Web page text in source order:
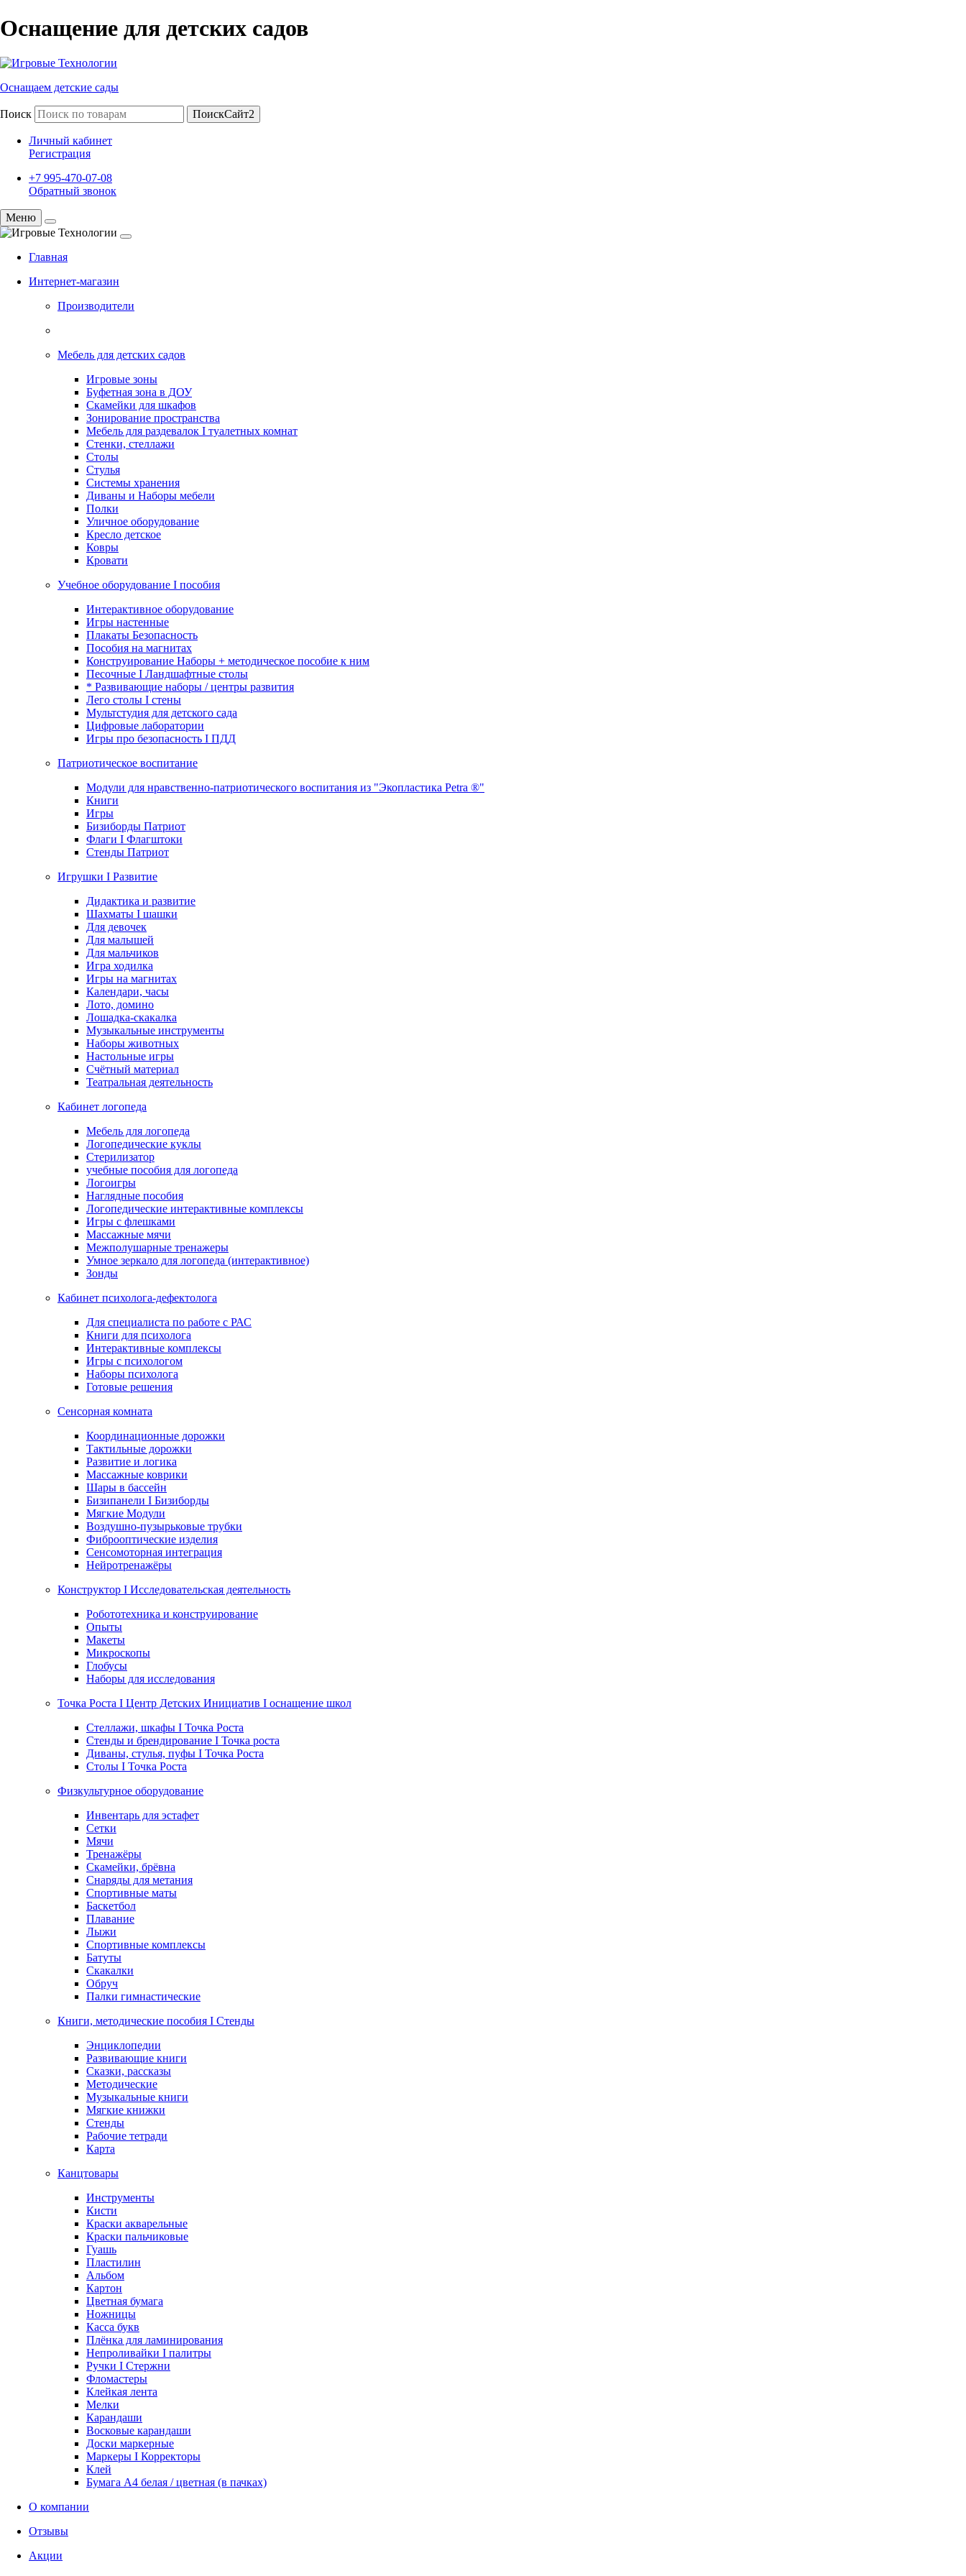
Оснащение для детских садов
Оснащаем детские сады
Поиск ПоискСайт2
Личный кабинет
Регистрация
+7 995-470-07-08
Обратный звонок
Меню
Главная
Интернет-магазин
Производители
Мебель для детских садов
Игровые зоны
Буфетная зона в ДОУ
Скамейки для шкафов
Зонирование пространства
Мебель для раздевалок I туалетных комнат
Стенки, стеллажи
Столы
Стулья
Системы хранения
Диваны и Наборы мебели
Полки
Уличное оборудование
Кресло детское
Ковры
Кровати
Учебное оборудование I пособия
Интерактивное оборудование
Игры настенные
Плакаты Безопасность
Пособия на магнитах
Конструирование Наборы + методическое пособие к ним
Песочные I Ландшафтные столы
* Развивающие наборы / центры развития
Лего столы I стены
Мультстудия для детского сада
Цифровые лаборатории
Игры про безопасность I ПДД
Патриотическое воспитание
Модули для нравственно-патриотического воспитания из "Экопластика Petra ®"
Книги
Игры
Бизиборды Патриот
Флаги I Флагштоки
Стенды Патриот
Игрушки I Развитие
Дидактика и развитие
Шахматы I шашки
Для девочек
Для малышей
Для мальчиков
Игра ходилка
Игры на магнитах
Календари, часы
Лото, домино
Лошадка-скакалка
Музыкальные инструменты
Наборы животных
Настольные игры
Счётный материал
Театральная деятельность
Кабинет логопеда
Мебель для логопеда
Логопедические куклы
Стерилизатор
учебные пособия для логопеда
Логоигры
Наглядные пособия
Логопедические интерактивные комплексы
Игры с флешками
Массажные мячи
Межполушарные тренажеры
Умное зеркало для логопеда (интерактивное)
Зонды
Кабинет психолога-дефектолога
Для специалиста по работе с РАС
Книги для психолога
Интерактивные комплексы
Игры с психологом
Наборы психолога
Готовые решения
Сенсорная комната
Координационные дорожки
Тактильные дорожки
Развитие и логика
Массажные коврики
Шары в бассейн
Бизипанели I Бизиборды
Мягкие Модули
Воздушно-пузырьковые трубки
Фиброоптические изделия
Сенсомоторная интеграция
Нейротренажёры
Конструктор I Исследовательская деятельность
Робототехника и конструирование
Опыты
Макеты
Микроскопы
Глобусы
Наборы для исследования
Точка Роста I Центр Детских Инициатив I оснащение школ
Стеллажи, шкафы I Точка Роста
Стенды и брендирование I Точка роста
Диваны, стулья, пуфы I Точка Роста
Столы I Точка Роста
Физкультурное оборудование
Инвентарь для эстафет
Сетки
Мячи
Тренажёры
Скамейки, брёвна
Снаряды для метания
Спортивные маты
Баскетбол
Плавание
Лыжи
Спортивные комплексы
Батуты
Скакалки
Обруч
Палки гимнастические
Книги, методические пособия I Стенды
Энциклопедии
Развивающие книги
Сказки, рассказы
Методические
Музыкальные книги
Мягкие книжки
Стенды
Рабочие тетради
Карта
Канцтовары
Инструменты
Кисти
Краски акварельные
Краски пальчиковые
Гуашь
Пластилин
Альбом
Картон
Цветная бумага
Ножницы
Касса букв
Плёнка для ламинирования
Непроливайки I палитры
Ручки I Стержни
Фломастеры
Клейкая лента
Мелки
Карандаши
Восковые карандаши
Доски маркерные
Маркеры I Корректоры
Клей
Бумага А4 белая / цветная (в пачках)
О компании
Отзывы
Акции